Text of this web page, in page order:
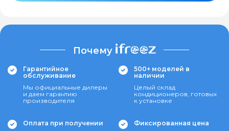
Почему
Гарантийное
обслуживание
Мы официальные дилеры
и даем гарантию
производителя
500+ моделей в
наличии
Целый склад
кондиционеров, готовых
к установке
Оплата при получении Фиксированная цена